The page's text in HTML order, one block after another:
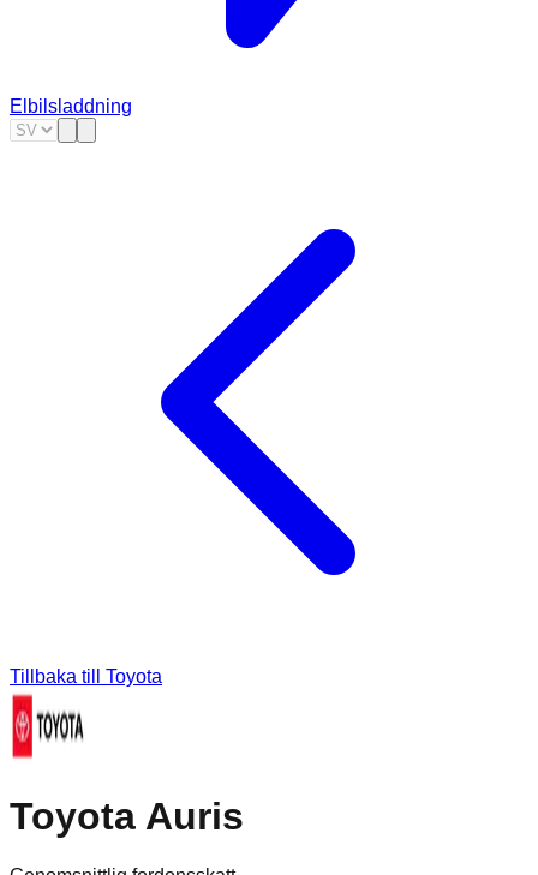
Elbilsladdning
Tillbaka till Toyota
Toyota Auris